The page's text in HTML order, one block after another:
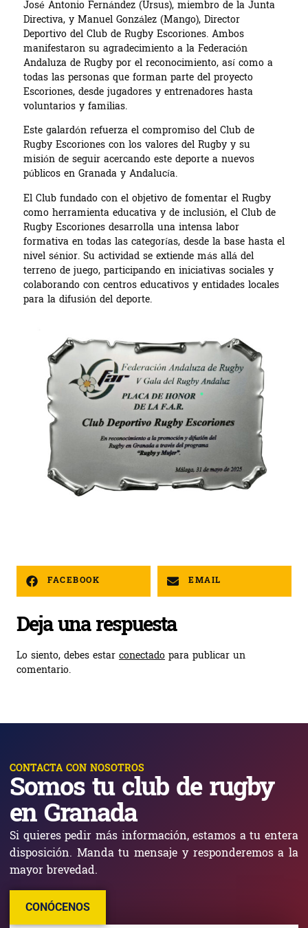
José Antonio Fernández (Ursus), miembro de la Junta
Directiva, y Manuel González (Mango), Director
Deportivo del Club de Rugby Escoriones. Ambos
manifestaron su agradecimiento a la Federación
Andaluza de Rugby por el reconocimiento, así como a
todas las personas que forman parte del proyecto
Escoriones, desde jugadores y entrenadores hasta
voluntarios y familias.
Este galardón refuerza el compromiso del Club de
Rugby Escoriones con los valores del Rugby y su
misión de seguir acercando este deporte a nuevos
públicos en Granada y Andalucía.
El Club fundado con el objetivo de fomentar el Rugby
como herramienta educativa y de inclusión, el Club de
Rugby Escoriones desarrolla una intensa labor
formativa en todas las categorías, desde la base hasta el
nivel sénior. Su actividad se extiende más allá del
terreno de juego, participando en iniciativas sociales y
colaborando con centros educativos y entidades locales
para la difusión del deporte.
FACEBOOK EMAIL
Deja una respuesta
Lo siento, debes estar conectado para publicar un
comentario.
CONTACTA CON NOSOTROS
Somos tu club de rugby
en Granada
Si quieres pedir más información, estamos a tu entera
disposición. Manda tu mensaje y responderemos a la
mayor brevedad.
CONÓCENOS